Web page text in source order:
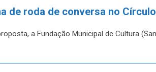
de roda de conversa no
a Fundação Municipal de Cultura